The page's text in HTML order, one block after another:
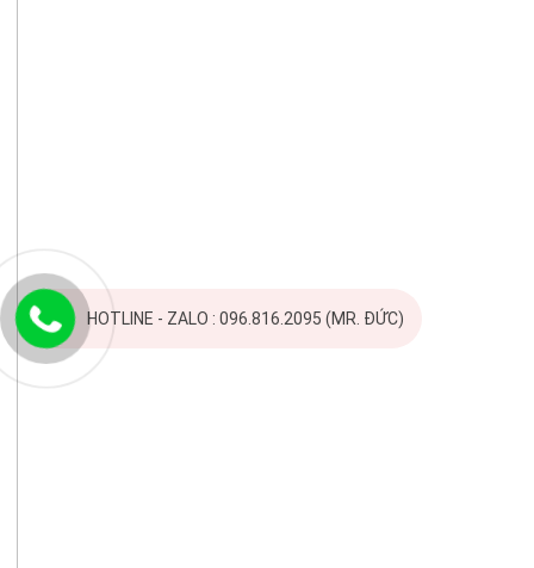
HOTLINE - ZALO : 096.816.2095 (MR. ĐỨC)